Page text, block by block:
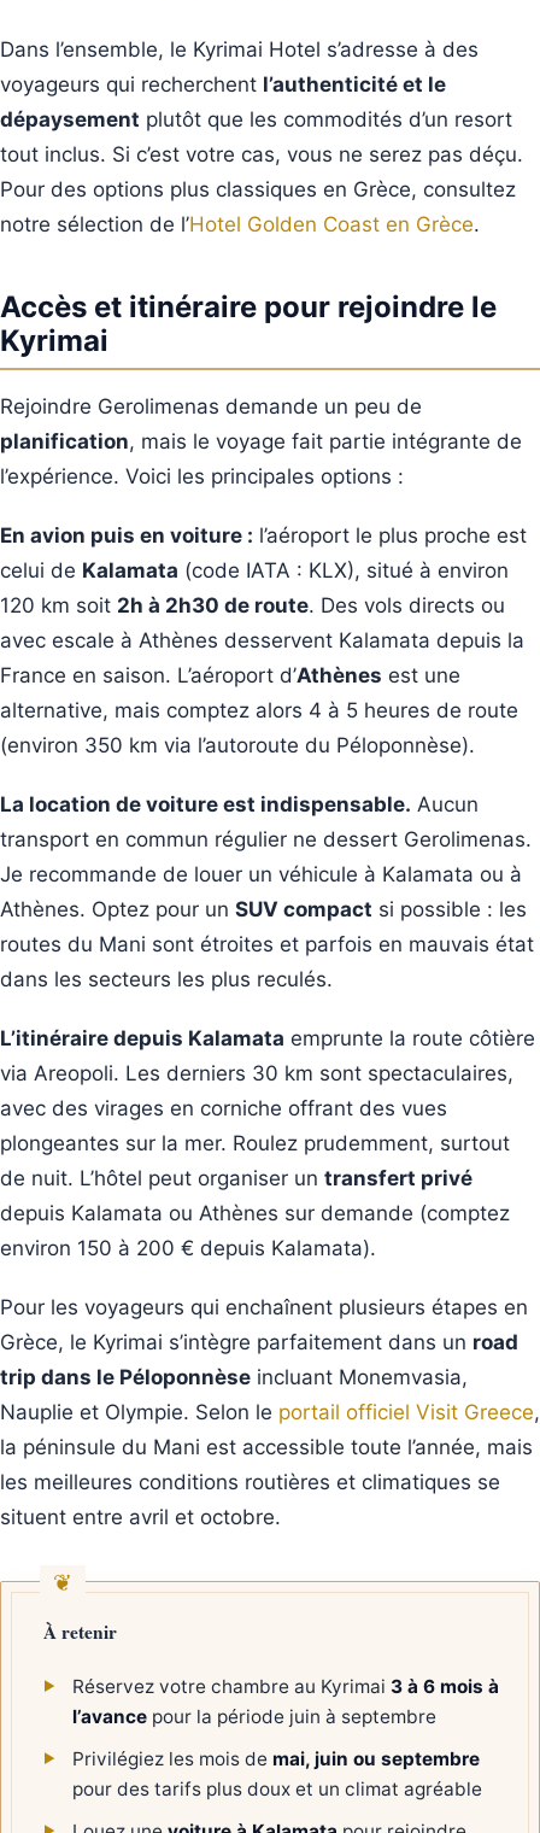
Dans l’ensemble, le Kyrimai Hotel s’adresse à des
voyageurs qui recherchent l’authenticité et le
dépaysement plutôt que les commodités d’un resort
tout inclus. Si c’est votre cas, vous ne serez pas déçu.
Pour des options plus classiques en Grèce, consultez
notre sélection de l’Hotel Golden Coast en Grèce.
Accès et itinéraire pour rejoindre le
Kyrimai
Rejoindre Gerolimenas demande un peu de
planification, mais le voyage fait partie intégrante de
l’expérience. Voici les principales options :
En avion puis en voiture : l’aéroport le plus proche est
celui de Kalamata (code IATA : KLX), situé à environ
120 km soit 2h à 2h30 de route. Des vols directs ou
avec escale à Athènes desservent Kalamata depuis la
France en saison. L’aéroport d’Athènes est une
alternative, mais comptez alors 4 à 5 heures de route
(environ 350 km via l’autoroute du Péloponnèse).
La location de voiture est indispensable. Aucun
transport en commun régulier ne dessert Gerolimenas.
Je recommande de louer un véhicule à Kalamata ou à
Athènes. Optez pour un SUV compact si possible : les
routes du Mani sont étroites et parfois en mauvais état
dans les secteurs les plus reculés.
L’itinéraire depuis Kalamata emprunte la route côtière
via Areopoli. Les derniers 30 km sont spectaculaires,
avec des virages en corniche offrant des vues
plongeantes sur la mer. Roulez prudemment, surtout
de nuit. L’hôtel peut organiser un transfert privé
depuis Kalamata ou Athènes sur demande (comptez
environ 150 à 200 € depuis Kalamata).
Pour les voyageurs qui enchaînent plusieurs étapes en
Grèce, le Kyrimai s’intègre parfaitement dans un road
trip dans le Péloponnèse incluant Monemvasia,
Nauplie et Olympie. Selon le portail officiel Visit Greece,
la péninsule du Mani est accessible toute l’année, mais
les meilleures conditions routières et climatiques se
situent entre avril et octobre.
À retenir
Réservez votre chambre au Kyrimai 3 à 6 mois à
l’avance pour la période juin à septembre
Privilégiez les mois de mai, juin ou septembre
pour des tarifs plus doux et un climat agréable